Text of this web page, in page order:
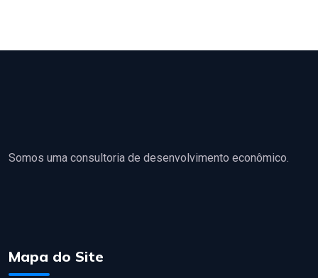
Somos uma consultoria de desenvolvimento econômico.
Mapa do Site